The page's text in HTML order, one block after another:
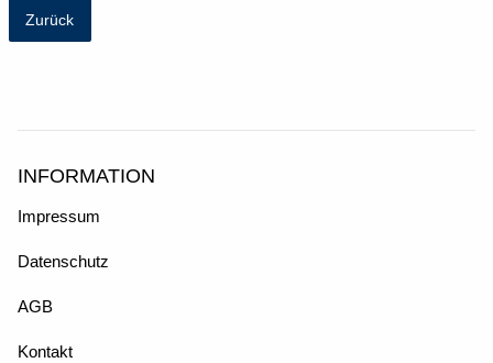
Zurück
INFORMATION
Impressum
Datenschutz
AGB
Kontakt